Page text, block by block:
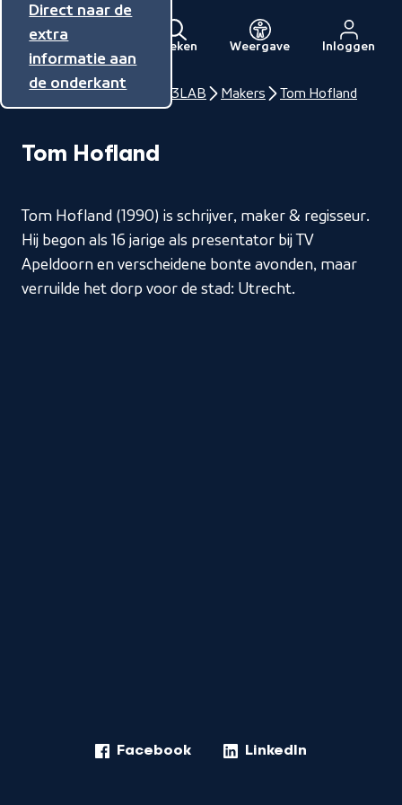
Direct naar de
inhoud
Direct naar de
hoofdnavigatie
Direct naar de
extra
informatie aan
de onderkant
Menu
Naar
de
beginpagina
NPO
Zoeken Weergave Inloggen
Home NPO Talent 3LAB Makers Tom Hofland
Tom Hofland
Tom Hofland (1990) is schrijver, maker & regisseur.
Hij begon als 16 jarige als presentator bij TV
Apeldoorn en verscheidene bonte avonden, maar
verruilde het dorp voor de stad: Utrecht.
Facebook LinkedIn